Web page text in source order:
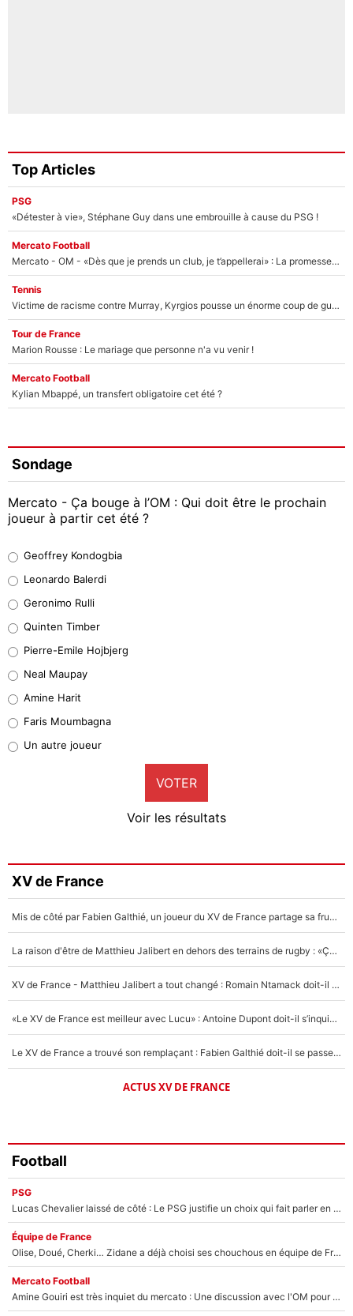
Top Articles
PSG
«Détester à vie», Stéphane Guy dans une embrouille à cause du PSG !
Mercato Football
Mercato - OM - «Dès que je prends un club, je t’appellerai» : La promesse de Marcelino au moment de claquer la porte
Tennis
Victime de racisme contre Murray, Kyrgios pousse un énorme coup de gueule !
Tour de France
Marion Rousse : Le mariage que personne n'a vu venir !
Mercato Football
Kylian Mbappé, un transfert obligatoire cet été ?
Sondage
Mercato - Ça bouge à l’OM : Qui doit être le prochain
joueur à partir cet été ?
38%
32%
5%
1%
9%
Faris Moumbagna
4%
Un autre joueur
5%
Geoffrey Kondogbia
Leonardo Balerdi
Geronimo Rulli
Quinten Timber
Pierre-Emile Hojbjerg
Neal Maupay
Amine Harit
Faris Moumbagna
Un autre joueur
VOTER
Voir les résultats
XV de France
Mis de côté par Fabien Galthié, un joueur du XV de France partage sa frustration : «ils ne me l’ont pas dit tout de suite»
La raison d'être de Matthieu Jalibert en dehors des terrains de rugby : «Ça m'atteint autant que si tu touches à un membre de ma famille»
XV de France - Matthieu Jalibert a tout changé : Romain Ntamack doit-il s’inquiéter pour sa place à un an de la Coupe du monde ?
«Le XV de France est meilleur avec Lucu» : Antoine Dupont doit-il s’inquiéter pour sa place ?
Le XV de France a trouvé son remplaçant : Fabien Galthié doit-il se passer d'Antoine Dupont ?
ACTUS XV DE FRANCE
Football
PSG
Lucas Chevalier laissé de côté : Le PSG justifie un choix qui fait parler en plein mercato
Équipe de France
Olise, Doué, Cherki… Zidane a déjà choisi ses chouchous en équipe de France ? L’IA annonce des surprises sans Kylian Mbappé !
Mercato Football
Amine Gouiri est très inquiet du mercato : Une discussion avec l'OM pour acter son transfert !